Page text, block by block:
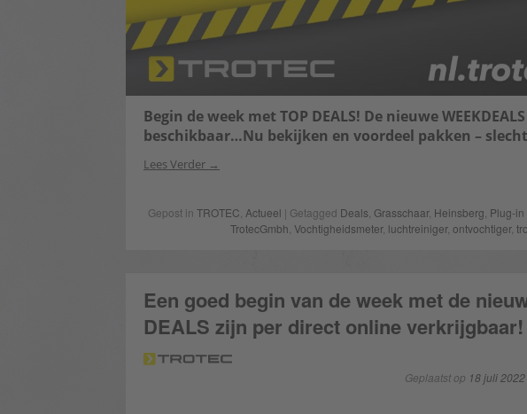
Begin de week met TOP DEALS! De nieuwe
beschikbaar…Nu bekijken en voordeel pakken –
Lees Verder
Gepost in TROTEC Actueel | Getagged Deals Grasschaar, Heinsberg Plug-
TrotecGmbh ,Vochtigheidsmeter, luchtreiniger,ontvochtiger,
Een goed begin van de week met de
DEALS zijn per direct online verkrijgbaar!
Geplaatst op 18 juli 2022